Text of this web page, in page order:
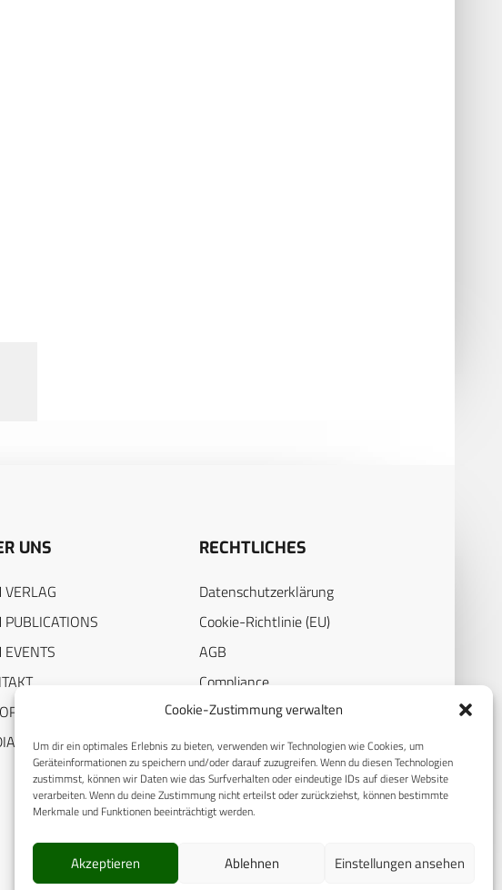
Cookie-Zustimmung verwalten
Um dir ein optimales Erlebnis zu bieten, verwenden wir Technologien wie Cookies, um
Geräteinformationen zu speichern und/oder darauf zuzugreifen. Wenn du diesen Technologien
zustimmst, können wir Daten wie das Surfverhalten oder eindeutige IDs auf dieser Website
verarbeiten. Wenn du deine Zustimmung nicht erteilst oder zurückziehst, können bestimmte
Merkmale und Funktionen beeinträchtigt werden.
Akzeptieren Ablehnen Einstellungen ansehen
UNS
VERLAG
PUBLICATIONS
EVENTS
RECHTLICHES
Datenschutzerklärung
Cookie-Richtlinie (EU)
AGB
Compliance
Impressum